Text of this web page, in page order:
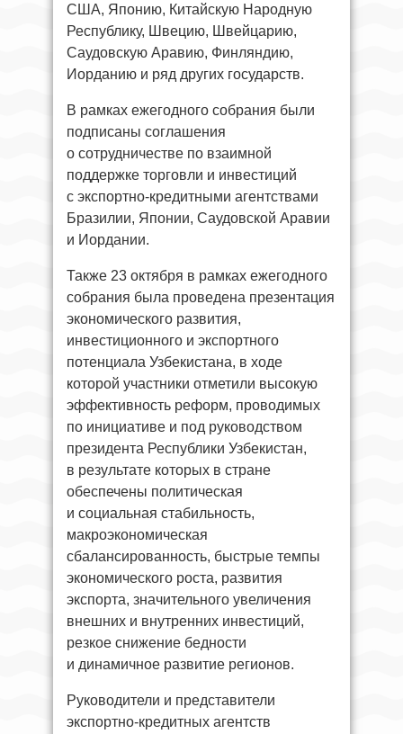
США, Японию, Китайскую Народную
Республику, Швецию, Швейцарию,
Саудовскую Аравию, Финляндию,
Иорданию и ряд других государств.
В рамках ежегодного собрания были
подписаны соглашения
о сотрудничестве по взаимной
поддержке торговли и инвестиций
с экспортно-кредитными агентствами
Бразилии, Японии, Саудовской Аравии
и Иордании.
Также 23 октября в рамках ежегодного
собрания была проведена презентация
экономического развития,
инвестиционного и экспортного
потенциала Узбекистана, в ходе
которой участники отметили высокую
эффективность реформ, проводимых
по инициативе и под руководством
президента Республики Узбекистан,
в результате которых в стране
обеспечены политическая
и социальная стабильность,
макроэкономическая
сбалансированность, быстрые темпы
экономического роста, развития
экспорта, значительного увеличения
внешних и внутренних инвестиций,
резкое снижение бедности
и динамичное развитие регионов.
Руководители и представители
экспортно-кредитных агентств